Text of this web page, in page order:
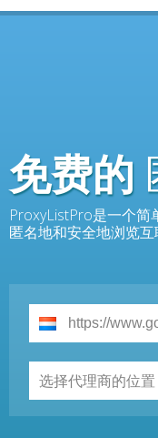
免费的
ProxyListPro是一个简
匿名地和安全地浏览互
选择代理商的位置